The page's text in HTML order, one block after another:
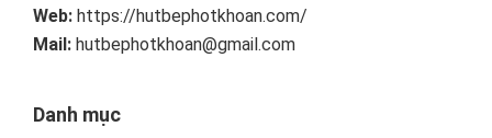
Web: https://hutbephotkhoan.com/
Mail: hutbephotkhoan@gmail.com
Danh mục